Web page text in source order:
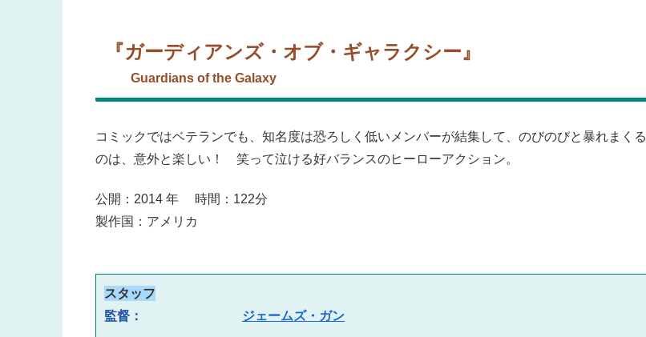
『ガーディアンズ・オブ・ギャラクシー』
Guardians of the Galaxy
コミックではベテランでも、知名度は恐ろしく低いメンバーが結集して、のびのびと暴れまくる
のは、意外と楽しい！ 笑って泣ける好バランスのヒーローアクション。
公開：2014 年 時間：122分
製作国：アメリカ
スタッフ
監督：
ジェームズ・ガン